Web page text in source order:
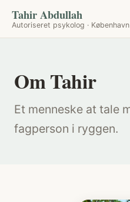
Tahir Abdullah
Autoriseret psykolog · København
Om Tahir
Et menneske at tale
fagperson i ryggen.